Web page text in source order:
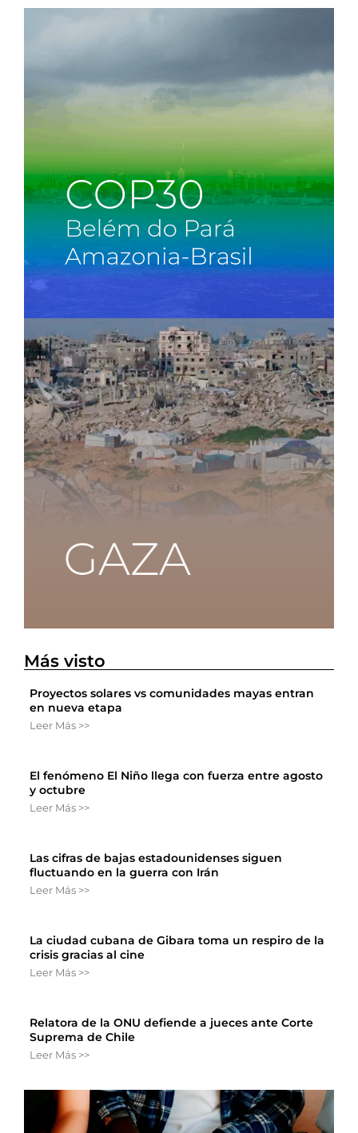
Más visto
Proyectos solares vs comunidades mayas entran
en nueva etapa
Leer Más >>
El fenómeno El Niño llega con fuerza entre agosto
y octubre
Leer Más >>
Las cifras de bajas estadounidenses siguen
fluctuando en la guerra con Irán
Leer Más >>
La ciudad cubana de Gibara toma un respiro de la
crisis gracias al cine
Leer Más >>
Relatora de la ONU defiende a jueces ante Corte
Suprema de Chile
Leer Más >>